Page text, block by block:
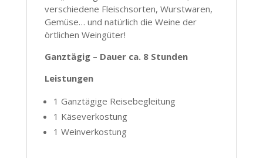
verschiedene Fleischsorten, Wurstwaren,
Gemüse… und natürlich die Weine der
örtlichen Weingüter!
Ganztägig – Dauer ca. 8 Stunden
Leistungen
1 Ganztägige Reisebegleitung
1 Käseverkostung
1 Weinverkostung